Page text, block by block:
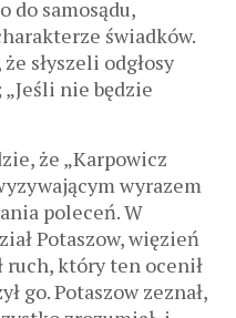
do samosądu,
świadków.
słyszeli odgłosy
nie będzie
że „Karpowicz
wyrazem
poleceń. W
Potaszow, więzień
ruch, który ten ocenił
go. Potaszow zeznał,